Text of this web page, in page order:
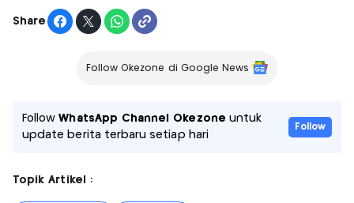
Share
Follow Okezone di Google News
FollowWhatsApp Channel Okezone untuk
update berita terbaru setiap hari
Follow
Topik Artikel :